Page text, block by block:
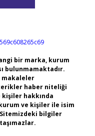
bir marka, kurum
bulunmamaktadır.
makaleler
haber niteliği
hakkında
ve kişiler ile isim
bilgiler